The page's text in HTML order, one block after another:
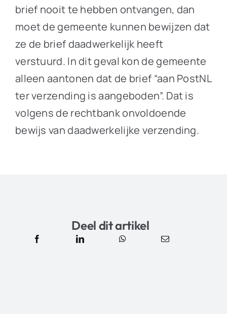
brief nooit te hebben ontvangen, dan
moet de gemeente kunnen bewijzen dat
ze de brief daadwerkelijk heeft
verstuurd. In dit geval kon de gemeente
alleen aantonen dat de brief “aan PostNL
ter verzending is aangeboden”. Dat is
volgens de rechtbank onvoldoende
bewijs van daadwerkelijke verzending.
Deel dit artikel